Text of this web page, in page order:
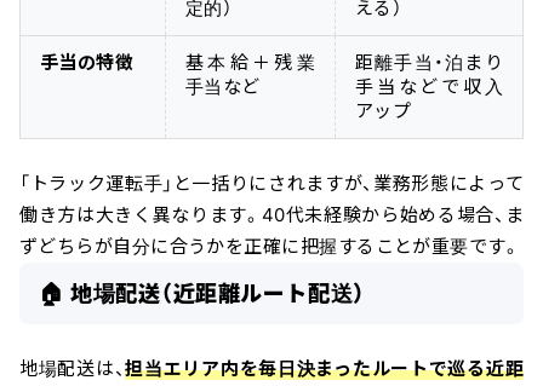
定的）
える）
手当の特徴
基本給＋残業
手当など
距離手当・泊まり
手当などで収入
アップ
「トラック運転手」と一括りにされますが、業務形態によって
働き方は大きく異なります。40代未経験から始める場合、ま
ずどちらが自分に合うかを正確に把握することが重要です。
🏠 地場配送（近距離ルート配送）
地場配送は、担当エリア内を毎日決まったルートで巡る近距